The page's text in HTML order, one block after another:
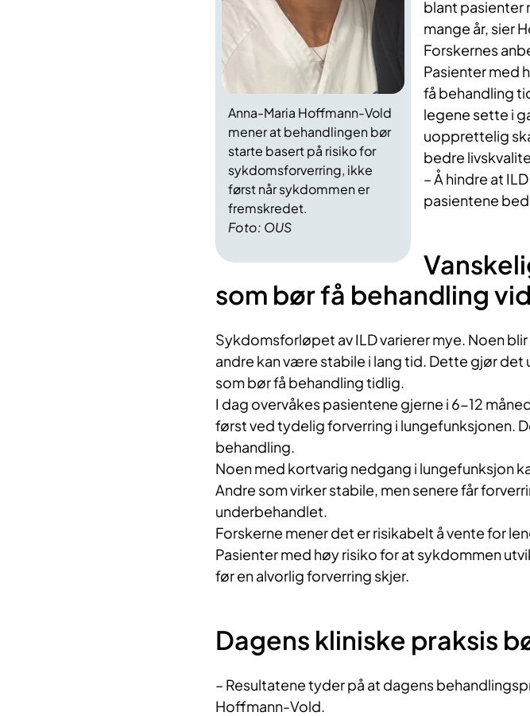
Foto: OUS
Anna-Maria Hoffmann-Vold
mener at behandlingen bør
starte basert på risiko for
sykdomsforverring, ikke
først når sykdommen er
fremskredet.
blant pasienter
mange år, sier
Forskernes
Pasienter med
få behandling
legene sette i
uopprettelig
bedre
– Å hindre at
pasientene
som bør få behandling
Sykdomsforløpet av ILD varierer mye. Noen
andre kan være stabile i lang tid. Dette gjør det
som bør få behandling tidlig.
I dag overvåkes pasientene gjerne i 6-12
først ved tydelig forverring i lungefunksjonen.
behandling.
Noen med kortvarig nedgang i lungefunksjon
Andre som virker stabile, men senere får
underbehandlet.
Forskerne mener det er risikabelt å vente for
Pasienter med høy risiko for at sykdommen
før en alvorlig forverring skjer.
Dagens kliniske praksis
– Resultatene tyder på at dagens
Hoffmann-Vold.